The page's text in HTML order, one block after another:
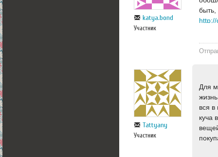
katya.bond
Участник
быть,
Tattyany
Участник
Для
вся
куча